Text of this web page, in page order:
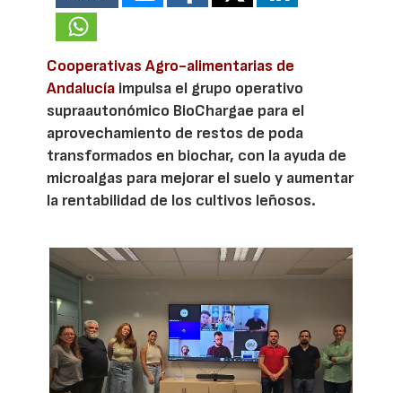
Cooperativas Agro-alimentarias de
Andalucía impulsa el grupo operativo
supraautonómico BioChargae para el
aprovechamiento de restos de poda
transformados en biochar, con la ayuda de
microalgas para mejorar el suelo y aumentar
la rentabilidad de los cultivos leñosos.